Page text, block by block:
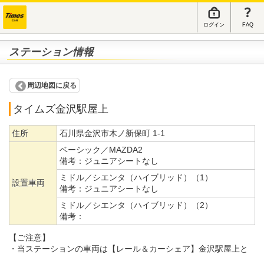
ログイン FAQ
ステーション情報
周辺地図に戻る
タイムズ金沢駅屋上
住所 石川県金沢市木ノ新保町 1-1
設置車両
ベーシック／MAZDA2
備考： ジュニアシートなし
ミドル／シエンタ（ハイブリッド）（1）
備考： ジュニアシートなし
ミドル／シエンタ（ハイブリッド）（2）
備考：
【ご注意】
・当ステーションの車両は【レール＆カーシェア】金沢駅屋上と